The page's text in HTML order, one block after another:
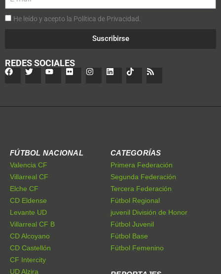
He leído y acepto la Política de Privacidad.
Suscribirse
REDES SOCIALES
FÚTBOL NACIONAL
Valencia CF
Villarreal CF
Elche CF
CD Eldense
Levante UD
Villarreal CF B
CD Alcoyano
CD Castellón
CF Intercity
UD Alzira
CATEGORÍAS
Primera Federación
Segunda Federación
Tercera Federación
Fútbol Regional
juvenil División de Honor
Fútbol Juvenil
Fútbol Base
Fútbol Femenino